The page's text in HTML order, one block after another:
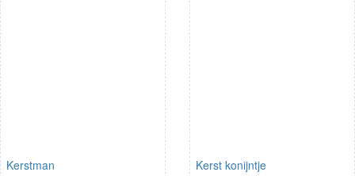
Kerstman Kerst konijntje